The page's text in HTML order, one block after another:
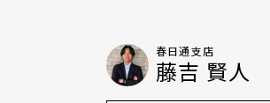
春日通支店
藤吉 賢人